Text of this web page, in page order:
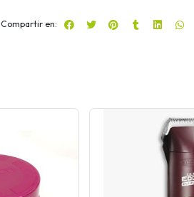
Compartir en: